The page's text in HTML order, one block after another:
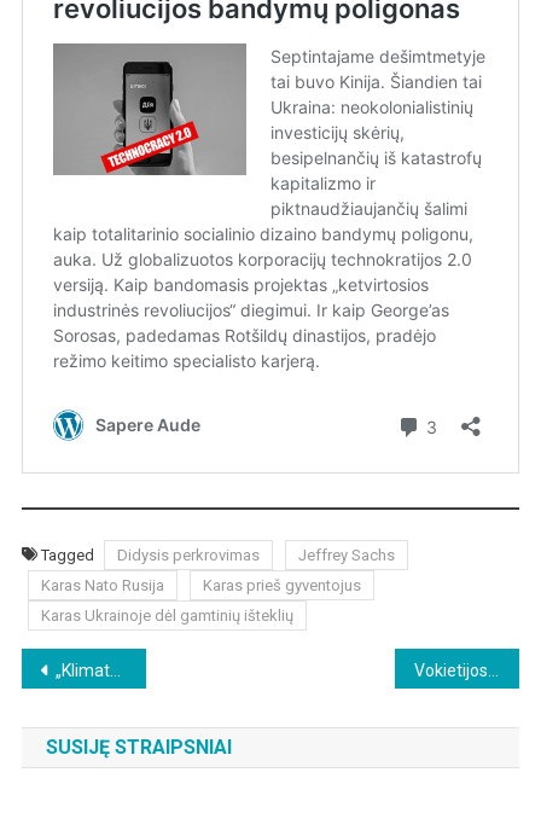
Tagged Didysis perkrovimas
Jeffrey Sachs
Karas Nato Rusija
Karas prieš gyventojus
Karas Ukrainoje dėl gamtinių išteklių
Beitragsnavigation
„Klimato krizė“ – didžiausia sveikatos krizė
SUSIJĘ STRAIPSNIAI